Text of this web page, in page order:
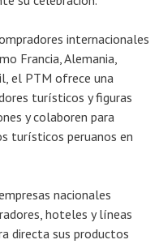
internacionales
Francia, Alemania,
el PTM ofrece una
turísticos y figuras
y colaboren para
turísticos peruanos en
nacionales
hoteles y líneas
directa sus productos